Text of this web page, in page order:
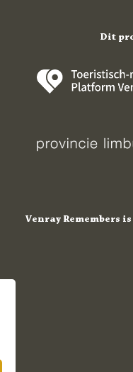
Dit
Venray Remembers